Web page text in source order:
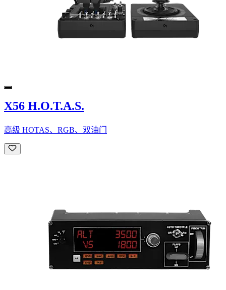
X56 H.O.T.A.S.
高级 HOTAS、RGB、双油门